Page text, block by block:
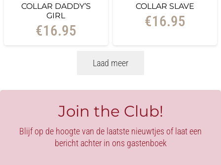
COLLAR DADDY’S
GIRL
€16.95
COLLAR SLAVE
€16.95
Laad meer
Join the Club!
Blijf op de hoogte van de laatste nieuwtjes of laat een
bericht achter in ons gastenboek